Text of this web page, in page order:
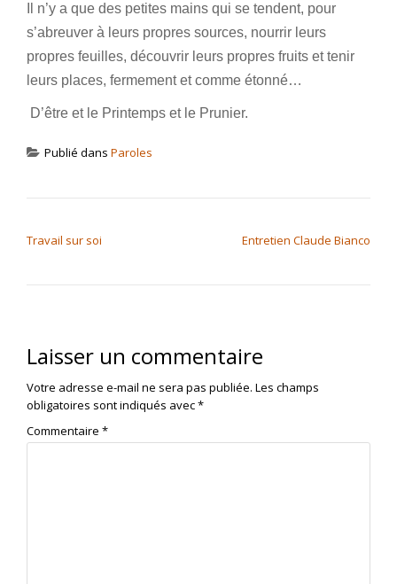
Il n’y a que des petites mains qui se tendent, pour
s’abreuver à leurs propres sources, nourrir leurs
propres feuilles, découvrir leurs propres fruits et tenir
leurs places, fermement et comme étonné…
D’être et le Printemps et le Prunier.
Publié dans Paroles
Travail sur soi Entretien Claude Bianco
Laisser un commentaire
Votre adresse e-mail ne sera pas publiée. Les champs
obligatoires sont indiqués avec*
Commentaire *